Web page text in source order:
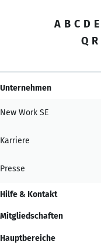
A B C D E
Q R
Unternehmen
New Work SE
Karriere
Presse
Hilfe & Kontakt
Mitgliedschaften
Hauptbereiche